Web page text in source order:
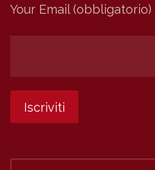
Your Email (obbligatorio)